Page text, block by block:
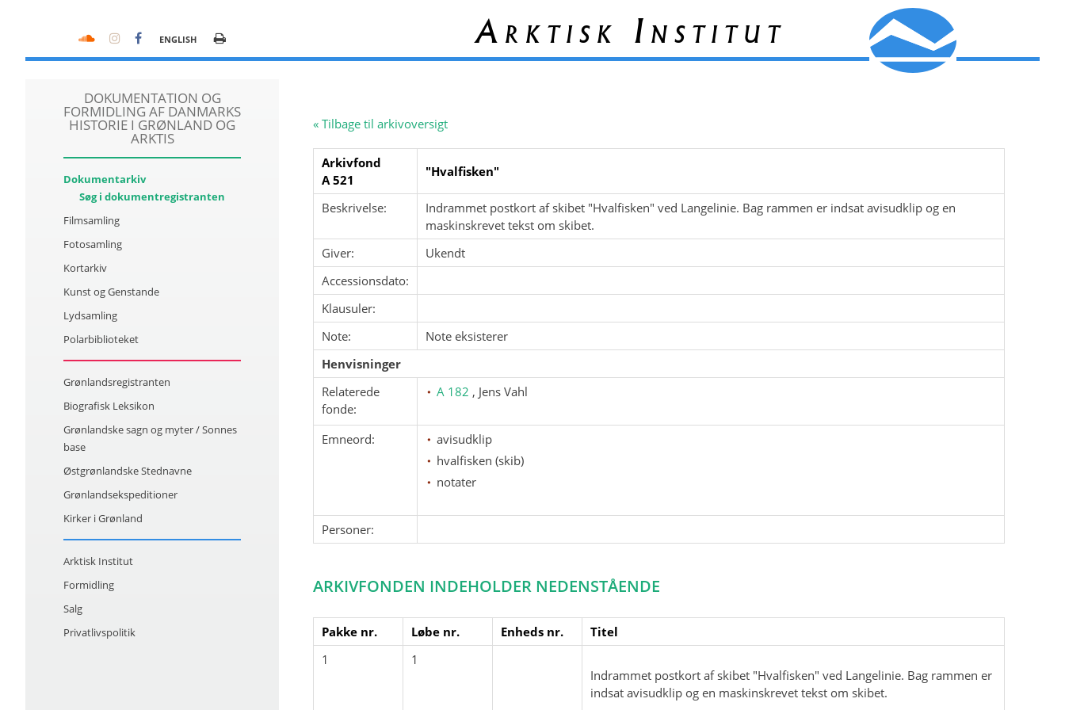
ENGLISH
DOKUMENTATION OG
FORMIDLING AF DANMARKS
HISTORIE I GRØNLAND OG
ARKTIS
Dokumentarkiv
Søg i dokumentregistranten
Filmsamling
Fotosamling
Kortarkiv
Kunst og Genstande
Lydsamling
Polarbiblioteket
Grønlandsregistranten
Biografisk Leksikon
Grønlandske sagn og myter / Sonnes
base
Østgrønlandske Stednavne
Grønlandsekspeditioner
Kirker i Grønland
Arktisk Institut
Formidling
Salg
Privatlivspolitik
Arktisk Institut
« Tilbage til arkivoversigt
Arkivfond
A 521
"Hvalfisken"
Beskrivelse:
Indrammet postkort af skibet "Hvalfisken" ved Langelinie. Bag rammen er indsat avisudklip og en
maskinskrevet tekst om skibet.
Giver:
Ukendt
Accessionsdato:
Klausuler:
Note:
Note eksisterer
Henvisninger
Relaterede
fonde:
A 182 , Jens Vahl
Emneord:
avisudklip
hvalfisken (skib)
notater
Personer:
ARKIVFONDEN INDEHOLDER NEDENSTÅENDE
Pakke nr. Løbe nr. Enheds nr.
Titel
1
1
Indrammet postkort af skibet "Hvalfisken" ved Langelinie. Bag rammen er
indsat avisudklip og en maskinskrevet tekst om skibet.